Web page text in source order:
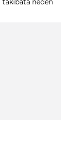
takibata neden